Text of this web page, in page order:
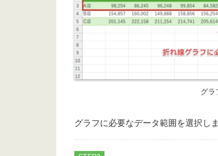
グラ
グラフに必要なデータ範囲を選択しま